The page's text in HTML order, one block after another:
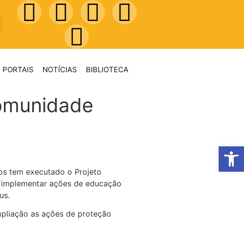
PORTAIS NOTÍCIAS BIBLIOTECA
tem executado o Projeto
ações de educação
as ações de proteção
Abrir